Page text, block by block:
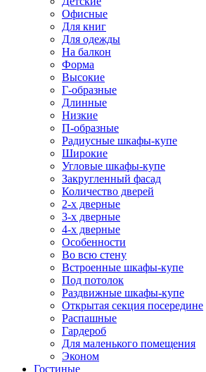
Офисные
Для книг
Для одежды
На балкон
Форма
Высокие
Г-образные
Длинные
Низкие
П-образные
Радиусные шкафы-купе
Широкие
Угловые шкафы-купе
Закругленный фасад
Количество дверей
2-х дверные
3-х дверные
4-х дверные
Особенности
Во всю стену
Встроенные шкафы-купе
Под потолок
Раздвижные шкафы-купе
Открытая секция посередине
Распашные
Гардероб
Для маленького помещения
Эконом
Гостиные